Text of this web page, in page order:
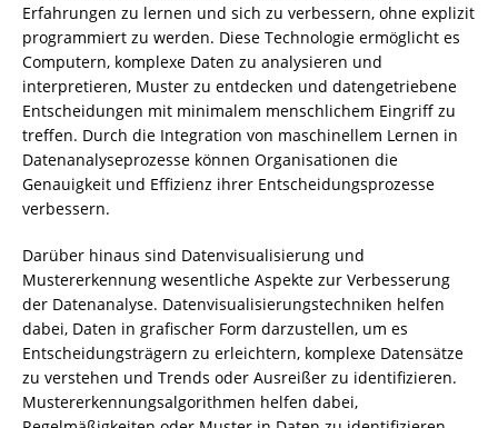
Erfahrungen zu lernen und sich zu verbessern, ohne explizit
programmiert zu werden. Diese Technologie ermöglicht es
Computern, komplexe Daten zu analysieren und
interpretieren, Muster zu entdecken und datengetriebene
Entscheidungen mit minimalem menschlichem Eingriff zu
treffen. Durch die Integration von maschinellem Lernen in
Datenanalyseprozesse können Organisationen die
Genauigkeit und Effizienz ihrer Entscheidungsprozesse
verbessern.
Darüber hinaus sind Datenvisualisierung und
Mustererkennung wesentliche Aspekte zur Verbesserung
der Datenanalyse. Datenvisualisierungstechniken helfen
dabei, Daten in grafischer Form darzustellen, um es
Entscheidungsträgern zu erleichtern, komplexe Datensätze
zu verstehen und Trends oder Ausreißer zu identifizieren.
Mustererkennungsalgorithmen helfen dabei,